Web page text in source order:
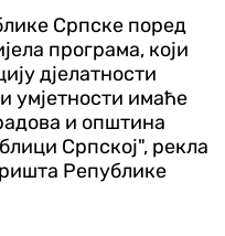
Српске поред
програма, који
дјелатности
умјетности имаће
и општина
Српској", рекла
Републике